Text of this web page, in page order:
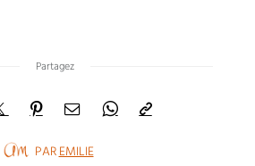
Partagez
PAREMILIE